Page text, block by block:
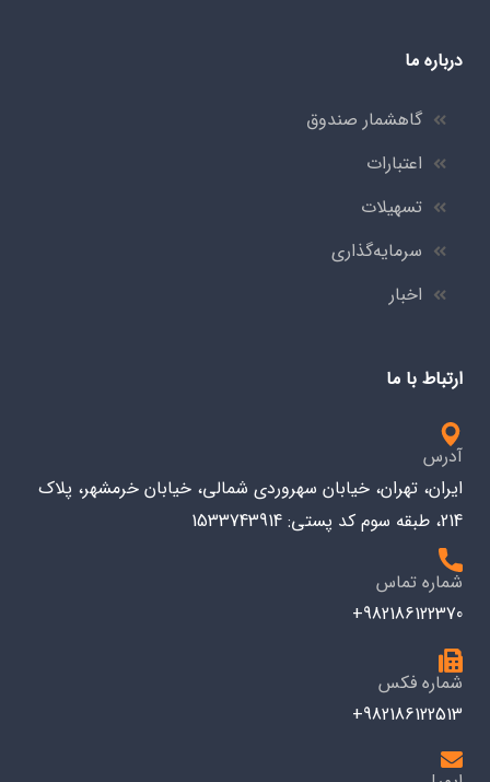
درباره ما
گاهشمار صندوق
اعتبارات
تسهیلات
سرمایه‌گذاری
اخبار
ارتباط با ما
آدرس
ایران، تهران، خیابان سهروردی شمالی، خیابان خرمشهر، پلاک
214، طبقه سوم کد پستی: 1533743914
شماره تماس
982186122370+
شماره فکس
982186122513+